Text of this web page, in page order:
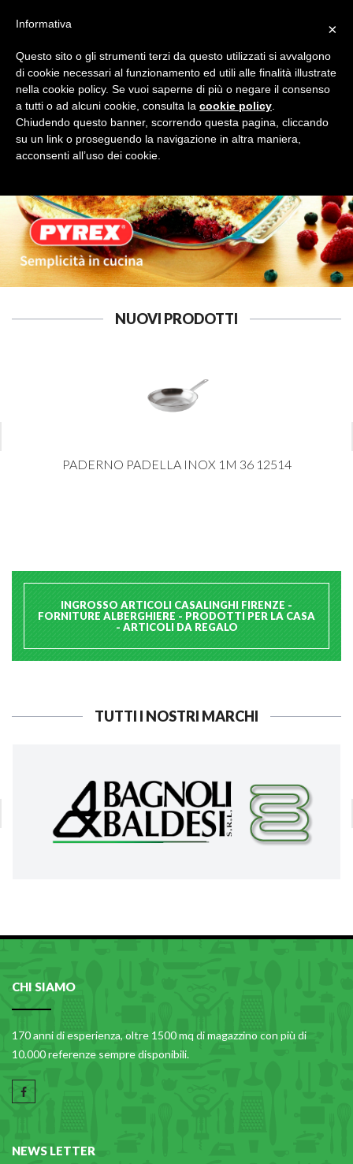
OGGETTISTICA Cerca
NUOVI PRODOTTI
PADERNO PADELLA INOX 1M 36 12514
INGROSSO ARTICOLI CASALINGHI FIRENZE -
FORNITURE ALBERGHIERE - PRODOTTI PER LA CASA
- ARTICOLI DA REGALO
TUTTI I NOSTRI MARCHI
CHI SIAMO
170 anni di esperienza, oltre 1500 mq di magazzino con più di
10.000 referenze sempre disponibili.
NEWS LETTER
×
Informativa
Questo sito o gli strumenti terzi da questo utilizzati si avvalgono
di cookie necessari al funzionamento ed utili alle finalità illustrate
nella cookie policy. Se vuoi saperne di più o negare il consenso
a tutti o ad alcuni cookie, consulta la cookie policy
Chiudendo questo banner, scorrendo questa pagina, cliccando
su un link o proseguendo la navigazione in altra maniera,
acconsenti all’uso dei cookie.